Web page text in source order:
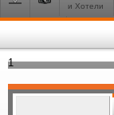
и Хотели
1